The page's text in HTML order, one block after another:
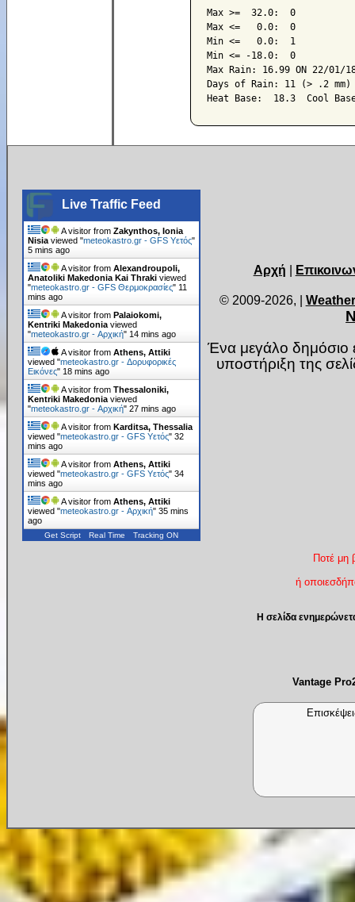
Max >=  32.0:  0
Max <=   0.0:  0
Min <=   0.0:  1
Min <= -18.0:  0
Max Rain: 16.99 ON 22/01/
Days of Rain: 11 (> .2 mm)
Live Traffic Feed
A visitor fromZakynthos, Ionia
Nisia viewed "meteokastro.gr - GFS Υετός"
5 mins ago
A visitor fromAlexandroupoli,
Anatoliki Makedonia Kai Thraki viewed
"meteokastro.gr - GFS Θερμοκρασίες" 11
mins ago
A visitor fromPalaiokomi,
Kentriki Makedonia viewed
"meteokastro.gr - Αρχική" 14 mins ago
A visitor fromAthens, Attiki
viewed "meteokastro.gr - Δορυφορικές
Εικόνες" 18 mins ago
A visitor fromThessaloniki,
Kentriki Makedonia viewed
"meteokastro.gr - Αρχική"27 mins ago
A visitor fromKarditsa, Thessalia
viewed "meteokastro.gr - GFS Υετός"32
mins ago
A visitor fromAthens, Attiki
viewed "meteokastro.gr - GFS Υετός"34
mins ago
A visitor fromAthens, Attiki
viewed "meteokastro.gr - Αρχική"35 mins
ago
Get Script Real Time Tracking ON
Αρχή |
© 2009-2026, |
Ένα μεγάλο δημόσιο
υποστήριξη της
Ποτέ μη
ή
Η σελίδα
Vantage